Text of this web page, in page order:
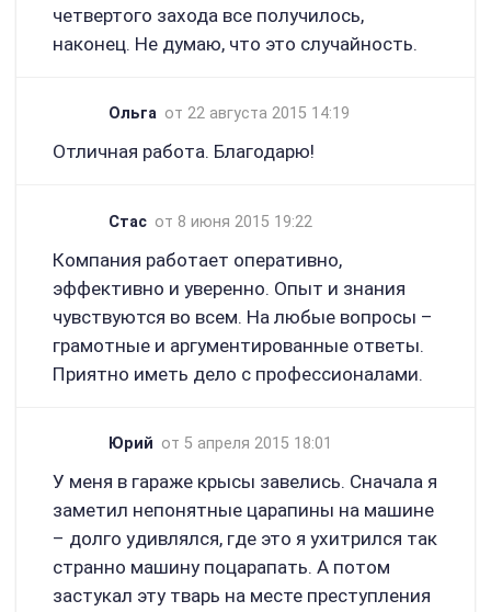
четвертого захода все получилось,
наконец. Не думаю, что это случайность.
Ольга от 22 августа 2015 14:19
Отличная работа. Благодарю!
Стас от 8 июня 2015 19:22
Компания работает оперативно,
эффективно и уверенно. Опыт и знания
чувствуются во всем. На любые вопросы –
грамотные и аргументированные ответы.
Приятно иметь дело с профессионалами.
Юрий от 5 апреля 2015 18:01
У меня в гараже крысы завелись. Сначала я
заметил непонятные царапины на машине
– долго удивлялся, где это я ухитрился так
странно машину поцарапать. А потом
застукал эту тварь на месте преступления